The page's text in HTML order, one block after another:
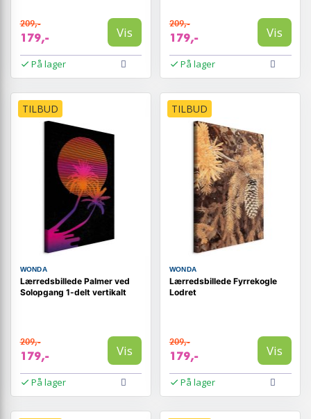
209,-
179,- Vis
På lager
209,-
179,- Vis
På lager
TILBUD
WONDA
Lærredsbillede Palmer ved
Solopgang 1-delt vertikalt
209,-
179,- Vis
På lager
TILBUD
WONDA
Lærredsbillede Fyrrekogle
Lodret
209,-
179,- Vis
På lager